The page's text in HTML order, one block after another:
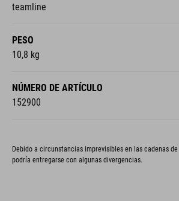
teamline
PESO
10,8 kg
NÚMERO DE ARTÍCULO
152900
Debido a circunstancias imprevisibles en las cadenas
podría entregarse con algunas divergencias.